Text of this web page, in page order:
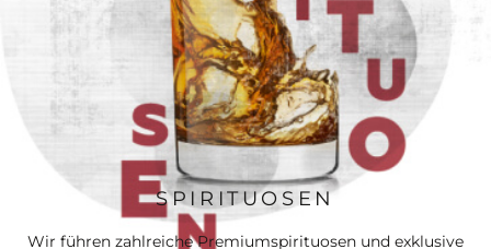
SPIRITUOSEN
Wir führen zahlreiche Premiumspirituosen und exklusive